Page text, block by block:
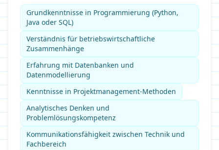
Grundkenntnisse in Programmierung (Python,
Java oder SQL)
Verständnis für betriebswirtschaftliche
Zusammenhänge
Erfahrung mit Datenbanken und
Datenmodellierung
Kenntnisse in Projektmanagement-Methoden
Analytisches Denken und
Problemlösungskompetenz
Kommunikationsfähigkeit zwischen Technik und
Fachbereich